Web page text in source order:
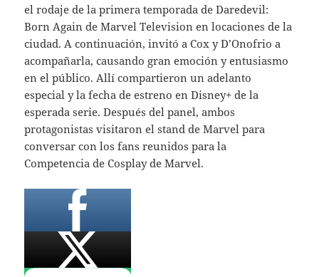
el rodaje de la primera temporada de Daredevil:
Born Again de Marvel Television en locaciones de la
ciudad. A continuación, invitó a Cox y D’Onofrio a
acompañarla, causando gran emoción y entusiasmo
en el público. Allí compartieron un adelanto
especial y la fecha de estreno en Disney+ de la
esperada serie. Después del panel, ambos
protagonistas visitaron el stand de Marvel para
conversar con los fans reunidos para la
Competencia de Cosplay de Marvel.